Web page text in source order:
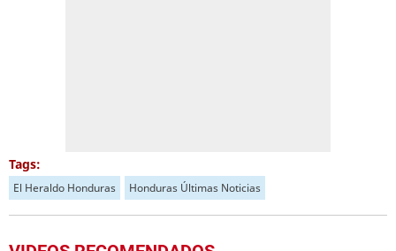
Tags:
El Heraldo Honduras Honduras Últimas Noticias